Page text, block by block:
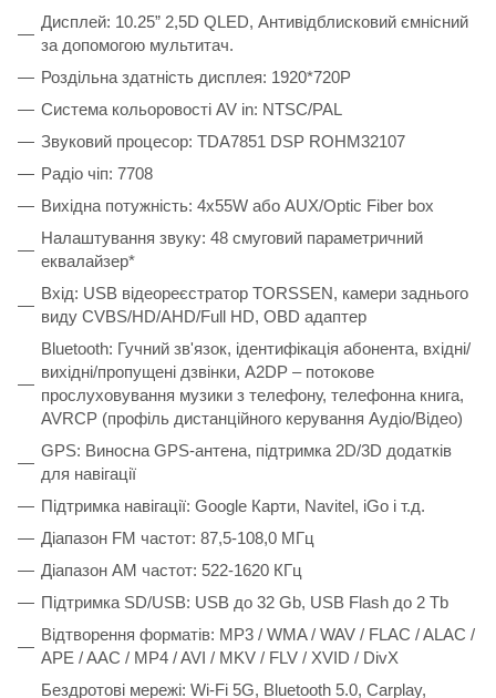
Дисплей: 10.25” 2,5D QLED, Антивідблисковий ємнісний
за допомогою мультитач.
Роздільна здатність дисплея: 1920*720P
Система кольоровості AV in: NTSC/PAL
Звуковий процесор: TDA7851 DSP ROHM32107
Радіо чіп: 7708
Вихідна потужність: 4х55W або AUX/Optic Fiber box
Налаштування звуку: 48 смуговий параметричний
еквалайзер*
Вхід: USB відеореєстратор TORSSEN, камери заднього
виду CVBS/HD/AHD/Full HD, OBD адаптер
Bluetooth: Гучний зв'язок, ідентифікація абонента, вхідні/
вихідні/пропущені дзвінки, A2DP – потокове
прослуховування музики з телефону, телефонна книга,
AVRCP (профіль дистанційного керування Аудіо/Відео)
GPS: Виносна GPS-антена, підтримка 2D/3D додатків
для навігації
Підтримка навігації: Google Карти, Navitel, iGo і т.д.
Діапазон FM частот: 87,5-108,0 МГц
Діапазон АМ частот: 522-1620 КГц
Підтримка SD/USB: USB до 32 Gb, USB Flash до 2 Tb
Відтворення форматів: MP3 / WMA / WAV / FLAC / ALAC /
APE / AAC / MP4 / AVI / MKV / FLV / XVID / DivX
Бездротові мережі: Wi-Fi 5G, Bluetooth 5.0, Carplay,